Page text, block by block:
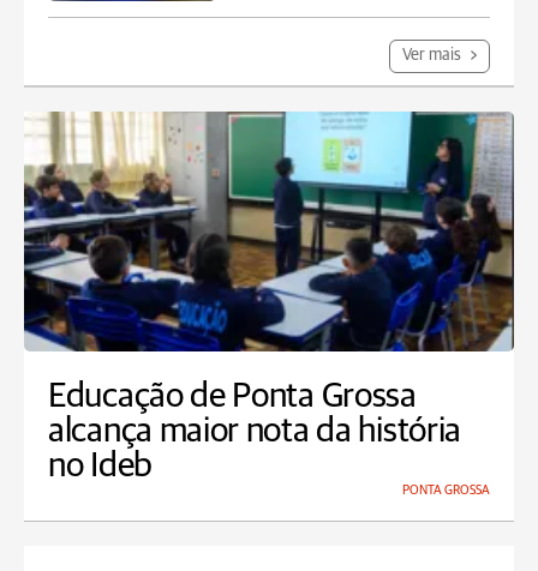
Ver mais
Educação de Ponta Grossa
alcança maior nota da história
no Ideb
PONTA GROSSA